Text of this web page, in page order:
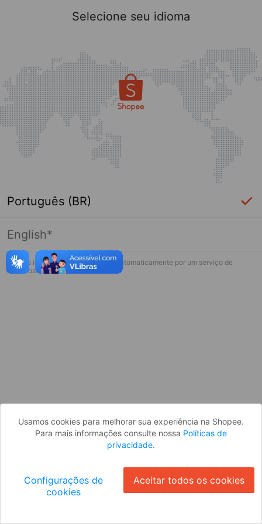
Página indisponível
Desculpe, algo deu errado. Faça login
Selecione seu idioma
Português (BR)
English*
* Esses idiomas serão traduzidos automaticamente por um serviço de
terceiros.
Usamos cookies para melhorar sua experiência na Shopee.
Para mais informações consulte nossa Políticas de
privacidade.
Configurações de
cookies
Aceitar todos os cookies